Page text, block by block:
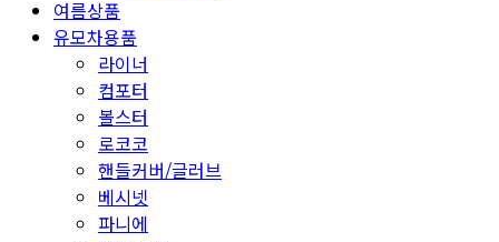
여름상품
유모차용품
라이너
컴포터
볼스터
로코코
핸들커버/글러브
베시넷
파니에